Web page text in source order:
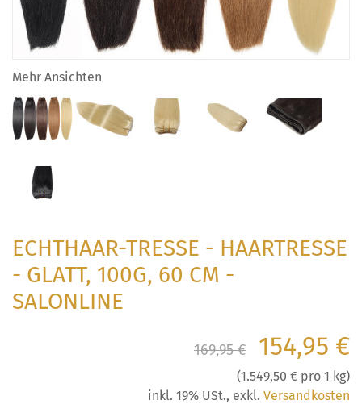
Mehr Ansichten
ECHTHAAR-TRESSE - HAARTRESSE
- GLATT, 100G, 60 CM -
SALONLINE
169,95 € 154,95 €
(1.549,50 € pro 1 kg)
inkl. 19% USt., exkl. Versandkosten